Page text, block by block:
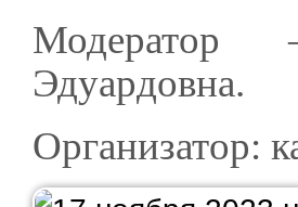
Модератор
Эдуардовна.
Организатор: